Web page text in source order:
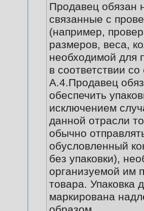
Продавец обязан
связанные с
(например,
размеров, веса,
необходимой для
в соответствии со
А.4.Продавец
обеспечить
исключением
данной отрасли
обычно
обусловленный
без упаковки),
организуемой им
товара. Упаковка
маркирована